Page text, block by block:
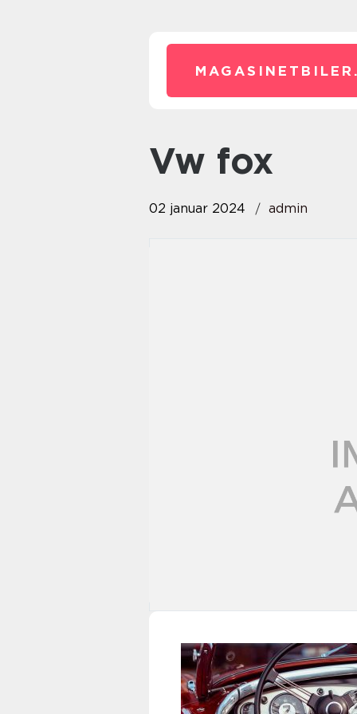
vw fox
02 januar 2024 admin